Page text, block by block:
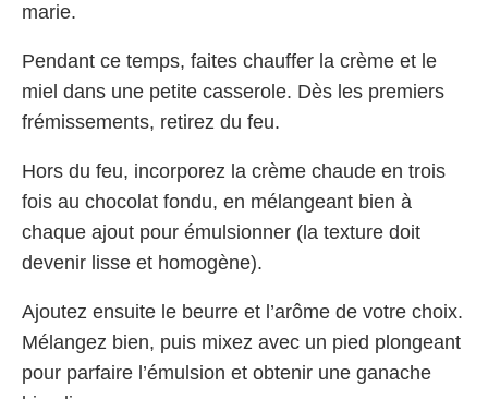
marie.
Pendant ce temps, faites chauffer la crème et le
miel dans une petite casserole. Dès les premiers
frémissements, retirez du feu.
Hors du feu, incorporez la crème chaude en trois
fois au chocolat fondu, en mélangeant bien à
chaque ajout pour émulsionner (la texture doit
devenir lisse et homogène).
Ajoutez ensuite le beurre et l’arôme de votre choix.
Mélangez bien, puis mixez avec un pied plongeant
pour parfaire l’émulsion et obtenir une ganache